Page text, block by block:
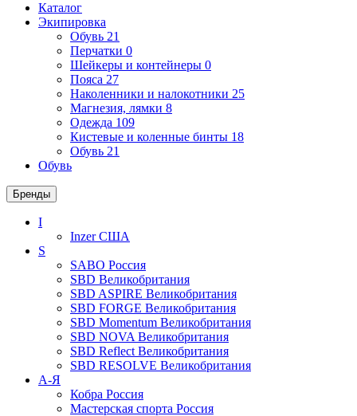
Каталог
Экипировка
Обувь 21
Перчатки 0
Шейкеры и контейнеры 0
Пояса 27
Наколенники и налокотники 25
Магнезия, лямки 8
Одежда 109
Кистевые и коленные бинты 18
Обувь 21
Обувь
Бренды
I
InzerСША
S
SABO Россия
SBD Великобритания
SBD ASPIRE Великобритания
SBD FORGE Великобритания
SBD Momentum Великобритания
SBD NOVA Великобритания
SBD Reflect Великобритания
SBD RESOLVE Великобритания
А-Я
Кобра Россия
Мастерская спорта Россия